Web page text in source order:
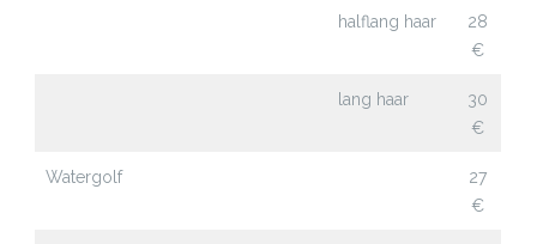
halflang haar
28
€
lang haar
30
€
Watergolf
27
€